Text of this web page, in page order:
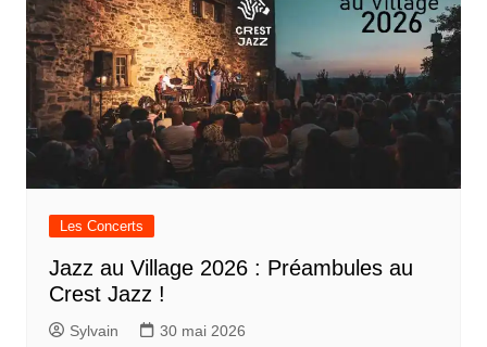
Les Concerts
Jazz au Village 2026 : Préambules au
Crest Jazz !
Sylvain 30 mai 2026